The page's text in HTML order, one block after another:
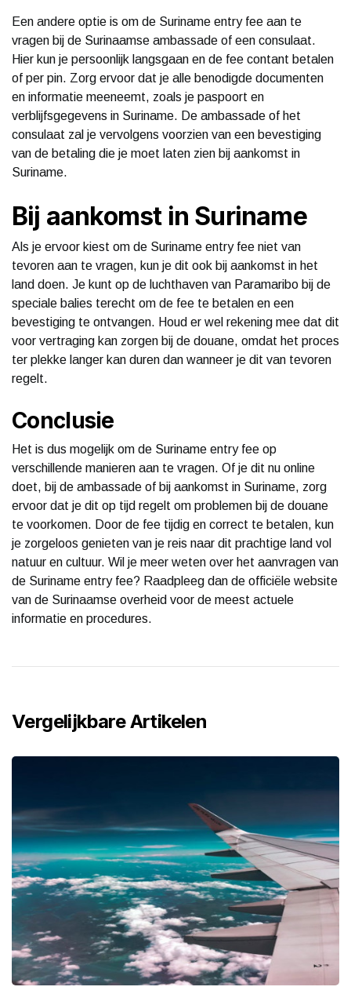
Een andere optie is om de Suriname entry fee aan te
vragen bij de Surinaamse ambassade of een consulaat.
Hier kun je persoonlijk langsgaan en de fee contant betalen
of per pin. Zorg ervoor dat je alle benodigde documenten
en informatie meeneemt, zoals je paspoort en
verblijfsgegevens in Suriname. De ambassade of het
consulaat zal je vervolgens voorzien van een bevestiging
van de betaling die je moet laten zien bij aankomst in
Suriname.
Bij aankomst in Suriname
Als je ervoor kiest om de Suriname entry fee niet van
tevoren aan te vragen, kun je dit ook bij aankomst in het
land doen. Je kunt op de luchthaven van Paramaribo bij de
speciale balies terecht om de fee te betalen en een
bevestiging te ontvangen. Houd er wel rekening mee dat dit
voor vertraging kan zorgen bij de douane, omdat het proces
ter plekke langer kan duren dan wanneer je dit van tevoren
regelt.
Conclusie
Het is dus mogelijk om de Suriname entry fee op
verschillende manieren aan te vragen. Of je dit nu online
doet, bij de ambassade of bij aankomst in Suriname, zorg
ervoor dat je dit op tijd regelt om problemen bij de douane
te voorkomen. Door de fee tijdig en correct te betalen, kun
je zorgeloos genieten van je reis naar dit prachtige land vol
natuur en cultuur. Wil je meer weten over het aanvragen van
de Suriname entry fee? Raadpleeg dan de officiële website
van de Surinaamse overheid voor de meest actuele
informatie en procedures.
Vergelijkbare Artikelen